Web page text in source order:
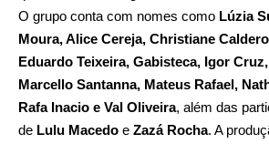
O grupo conta com nomes como Lúzia
Moura, Alice Cereja, Christiane
Eduardo Teixeira, Gabisteca, Igor
Marcello Santanna, Mateus Rafael,
Rafa Inacio e Val Oliveira, além das
de Lulu Macedo e Zazá Rocha. A